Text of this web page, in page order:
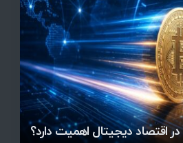
اقتصاد دیجیتال اهمیت دارد؟
در جهان / مهم‌ترین
شد
رمزارزها / بیت‌کوین سبز شد
قیمت تتر، بیت‌کوین و اتریوم امروز دوشنبه ۵ مرداد
مرز را از دست بدهد، همه‌چیز
رقابت پنهان دولت‌ها بر سر بیت‌کوین/ ۱۰ کشور برتر
/ بیت‌کوین وارد فاز تازه شد
شکایت میلیاردی روی
خطر فروش اجباری میلیاردها